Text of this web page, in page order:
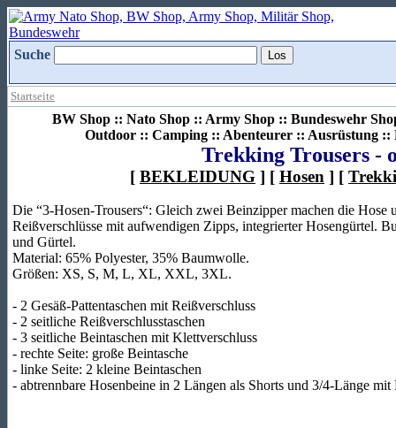
Suche
Startseite
BW Shop :: Nato Shop :: Army Shop :: Bundeswehr
Outdoor :: Camping :: Abenteurer :: Ausrüstung ::
Trekking Trousers -
[ BEKLEIDUNG ] [ Hosen ] [
Die “3-Hosen-Trousers“: Gleich zwei Beinzipper machen die Hose
Reißverschlüsse mit aufwendigen Zipps, integrierter Hosengürtel.
und Gürtel.
Material: 65% Polyester, 35% Baumwolle.
Größen: XS, S, M, L, XL, XXL, 3XL.
- 2 Gesäß-Pattentaschen mit Reißverschluss
- 2 seitliche Reißverschlusstaschen
- 3 seitliche Beintaschen mit Klettverschluss
- rechte Seite: große Beintasche
- linke Seite: 2 kleine Beintaschen
- abtrennbare Hosenbeine in 2 Längen als Shorts und 3/4-Länge mit